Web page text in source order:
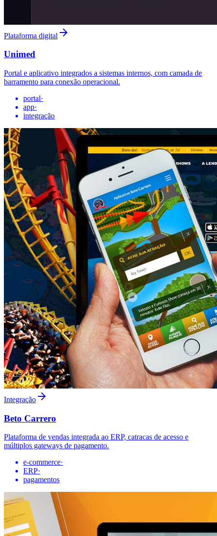
Plataforma digital
Unimed
Portal e aplicativo integrados a sistemas internos, com camada de
barramento para conexão operacional.
portal·
app·
integração
Integração
Beto Carrero
Plataforma de vendas integrada ao ERP, catracas de acesso e
múltiplos gateways de pagamento.
e-commerce·
ERP·
pagamentos